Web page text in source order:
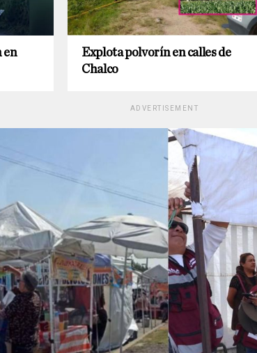
en
Explota polvorín en calles de
Chalco
ADVERTISEMENT